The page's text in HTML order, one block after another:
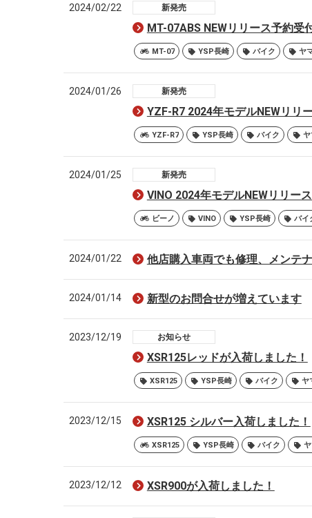
2024/02/22 新発売
MT-07ABS NEWリリース予約受
MT-07 YSP長崎 バイク ヤ
2024/01/26 新発売
YZF-R7 2024年モデルNEWリリ
YZF-R7 YSP長崎 バイク ヤ
2024/01/25 新発売
VINO 2024年モデルNEWリリー
ビーノ VINO YSP長崎 バイ
2024/01/22 他店購入車両でも修理、メンテ
2024/01/14 新型のお問合せが増えています
2023/12/19 お知らせ
XSR125レッドが入荷しました！
XSR125 YSP長崎 バイク ヤ
2023/12/15 XSR125 シルバー入荷しました！
XSR125 YSP長崎 バイク
2023/12/12 XSR900が入荷しました！